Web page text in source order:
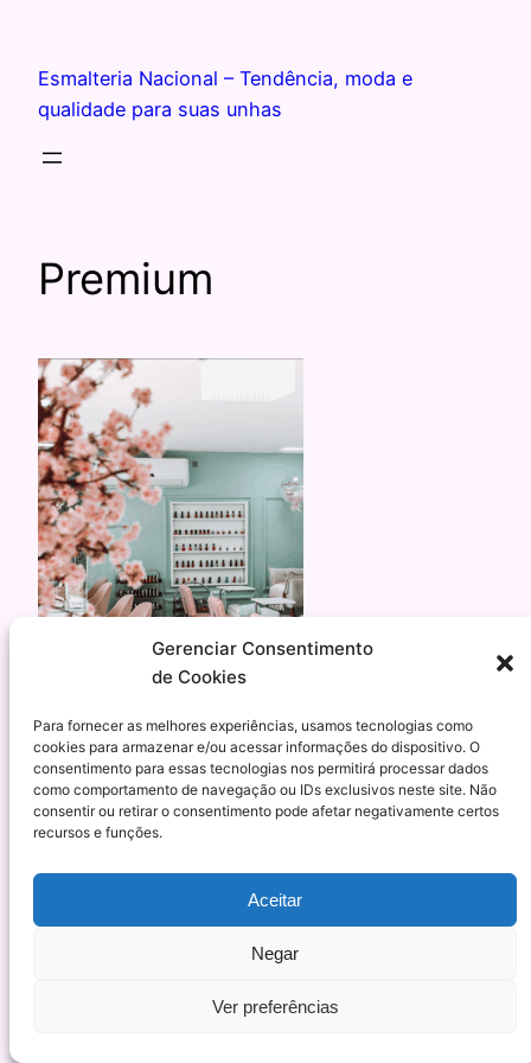
Gerenciar Consentimento
de Cookies
Para fornecer as melhores experiências, usamos tecnologias como
cookies para armazenar e/ou acessar informações do dispositivo. O
consentimento para essas tecnologias nos permitirá processar dados
como comportamento de navegação ou IDs exclusivos neste site. Não
consentir ou retirar o consentimento pode afetar negativamente certos
recursos e funções.
Aceitar
Negar
Ver preferências
Esmalteria Nacional – Tendência, moda e
qualidade para suas unhas
Premium
Esmalteria Nacional – Tendência, moda e
qualidade para suas unhas
Orgulhosamente feito com